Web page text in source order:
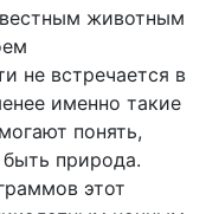
животным
не встречается в
именно такие
понять,
природа.
этот